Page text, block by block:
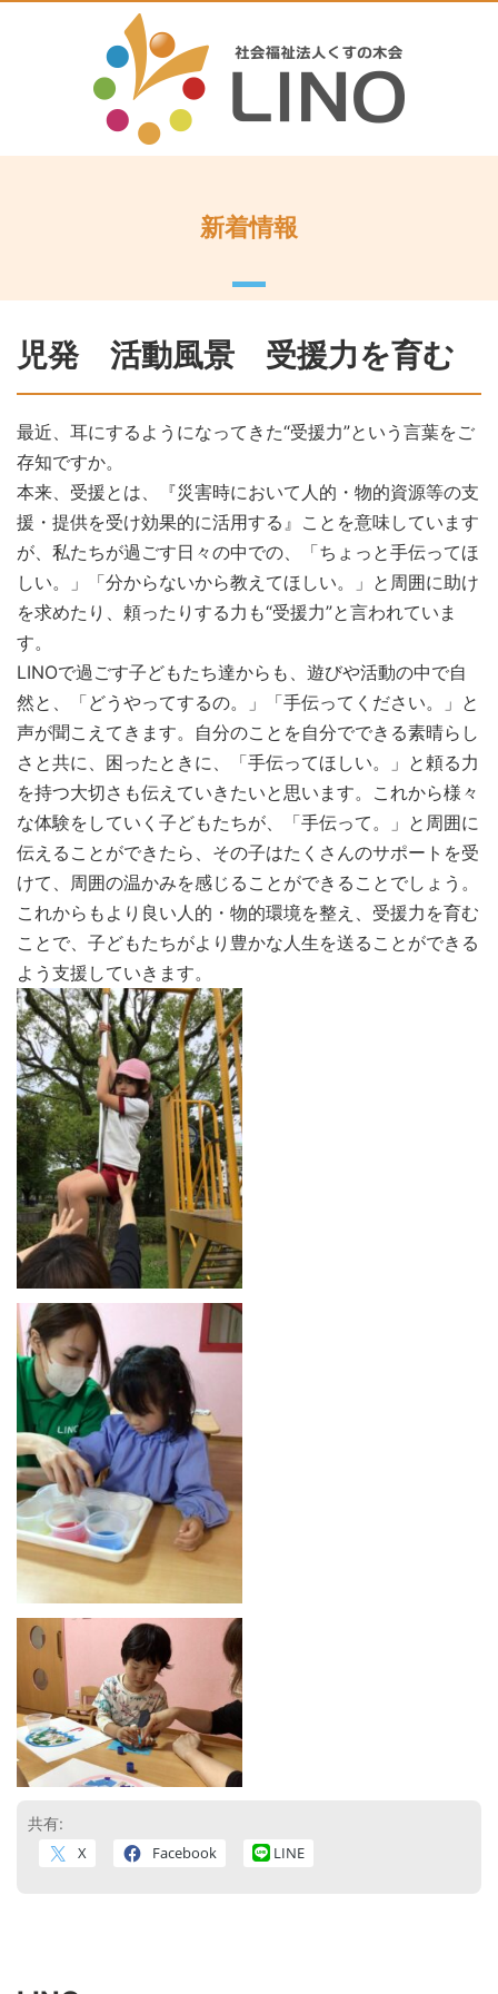
新着情報
児発 活動風景 受援力を育む
最近、耳にするようになってきた“受援力”という言葉をご
存知ですか。
本来、受援とは、『災害時において人的・物的資源等の支
援・提供を受け効果的に活用する』ことを意味しています
が、私たちが過ごす日々の中での、「ちょっと手伝ってほ
しい。」「分からないから教えてほしい。」と周囲に助け
を求めたり、頼ったりする力も“受援力”と言われていま
す。
LINOで過ごす子どもたち達からも、遊びや活動の中で自
然と、「どうやってするの。」「手伝ってください。」と
声が聞こえてきます。自分のことを自分でできる素晴らし
さと共に、困ったときに、「手伝ってほしい。」と頼る力
を持つ大切さも伝えていきたいと思います。これから様々
な体験をしていく子どもたちが、「手伝って。」と周囲に
伝えることができたら、その子はたくさんのサポートを受
けて、周囲の温かみを感じることができることでしょう。
これからもより良い人的・物的環境を整え、受援力を育む
ことで、子どもたちがより豊かな人生を送ることができる
よう支援していきます。
共有:
X Facebook LINE